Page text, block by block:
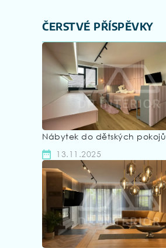
ČERSTVÉ PŘÍSPĚVKY
Nábytek do dětských pokojů
13.11.2025